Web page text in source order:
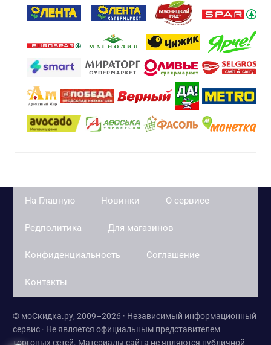
На Главную Новинки О сервисе
Редполитика Для магазинов
Конфиденциальность Соглашение
Контакты
© моСкидка.ру, 2009–2026 · Независимый информационный
сервис · Не является официальным представителем
торговых сетей. Материалы сайта не являются публичной